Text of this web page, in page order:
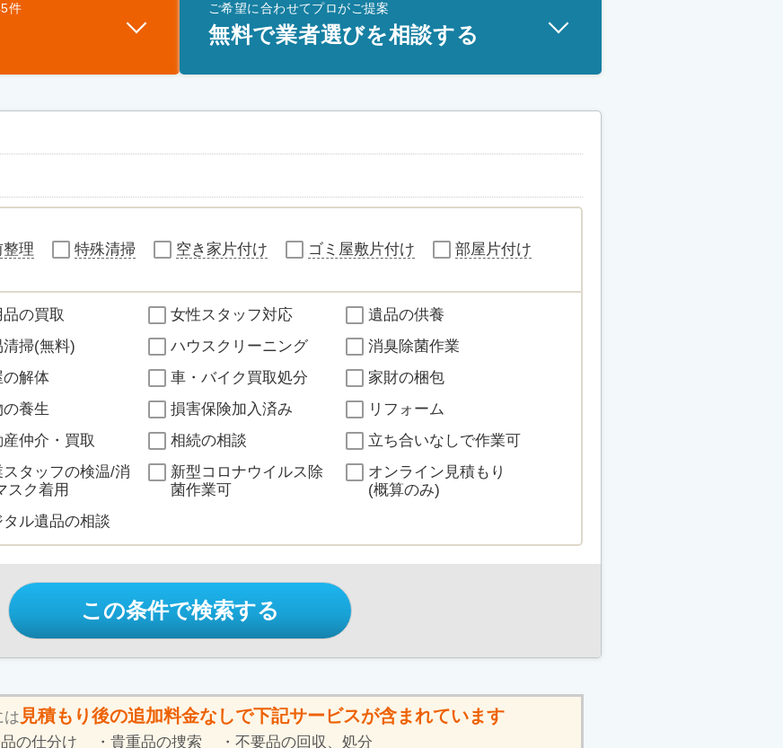
件 ご希望に合わせてプロがご提案
無料で業者選びを相談する
理 特殊清掃 空き家片付け ゴミ屋敷片付け 部屋片付け
の買取 女性スタッフ対応
遺品の供養
清掃(無料)
ハウスクリーニング
消臭除菌作業
の解体
車・バイク買取処分
家財の梱包
養生
損害保険加入済み
リフォーム
仲介・買取
相続の相談
立ち合いなしで作業可
スタッフの検温/消
スク着用
新型コロナウイルス除
菌作業可
オンライン見積もり
(概算のみ)
タル遺品の相談
この条件で検索する
は 見積もり後の追加料金なしで下記サービスが含まれています
の仕分け 貴重品の捜索 不要品の回収、処分